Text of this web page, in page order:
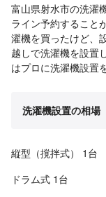
富山県射水市の洗濯
ライン予約すること
濯機を買ったけど、
越しで洗濯機を設置
はプロに洗濯機設置
洗濯機設置の相場
縦型（撹拌式） 1台
ドラム式 1台